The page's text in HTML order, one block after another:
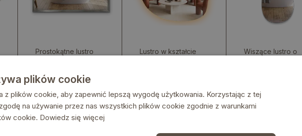
Prostokątne lustro
199.99 zł
Lustro w kształcie
Wiszące lustro o
plików cookie
z plików cookie, aby zapewnić lepszą wygodę użytkowania. Korzystając z tej
na używanie przez nas wszystkich plików cookie zgodnie z warunkami
cookie. Dowiedz się więcej